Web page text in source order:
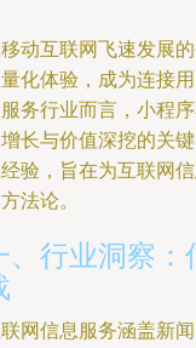
动互联网飞速发展
化体验，成为连接
务行业而言，小程
长与价值深挖的关
验，旨在为互联网
法论。
、行业洞察：
网信息服务涵盖新